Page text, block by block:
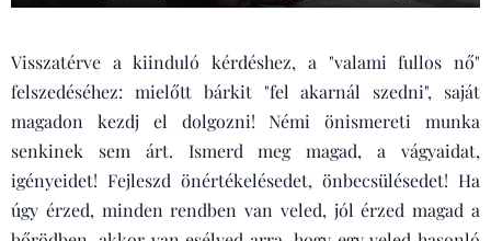
Visszatérve a kiinduló kérdéshez, a "valami fullos nő"
felszedéséhez: mielőtt bárkit "fel akarnál szedni", saját
magadon kezdj el dolgozni! Némi önismereti munka
senkinek sem árt. Ismerd meg magad, a vágyaidat,
igényeidet! Fejleszd önértékelésedet, önbecsülésedet! Ha
úgy érzed, minden rendben van veled, jól érzed magad a